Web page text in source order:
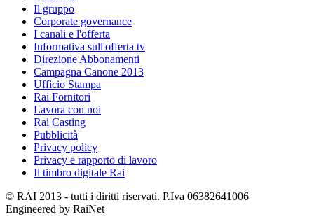
Il gruppo
Corporate governance
I canali e l'offerta
Informativa sull'offerta tv
Direzione Abbonamenti
Campagna Canone 2013
Ufficio Stampa
Rai Fornitori
Lavora con noi
Rai Casting
Pubblicità
Privacy policy
Privacy e rapporto di lavoro
Il timbro digitale Rai
© RAI 2013 - tutti i diritti riservati. P.Iva 06382641006
Engineered by RaiNet